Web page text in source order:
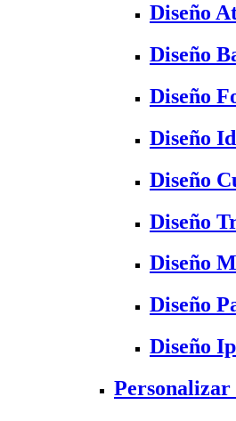
Diseño
Diseño
Diseño
Diseño
Diseño
Diseño
Diseño
Diseño
Diseño
Personalizar